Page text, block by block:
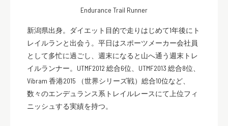
Endurance Trail Runner
新潟県出身。ダイエット目的で走りはじめて1年後にト
レイルランと出会う。平日はスポーツメーカー会社員
として多忙に過ごし、週末になると山へ通う週末トレ
イルランナー。UTMF2012 総合6位、UTMF2013 総合8位、
Vibram 香港2015 （世界シリーズ戦）総合10位など、
数々のエンデュランス系トレイルレースにて上位フィ
ニッシュする実績を持つ。